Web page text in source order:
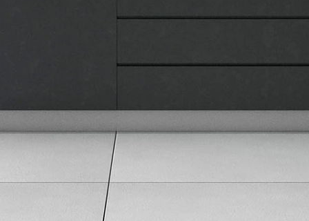
Korisnički servis
Reklamacije i servis